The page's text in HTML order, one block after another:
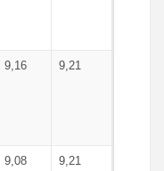
9,16 9,21
9,08 9,21